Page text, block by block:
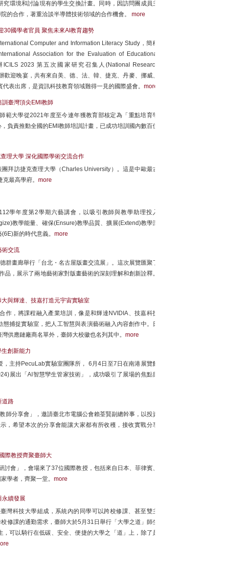
環境和討論現有的學生交換計畫。同時，因訪問團成員主
的合作，著重洽談半導體技術領域的合作機會。 more
30國學者官員 聚焦未來AI教育趨勢
Computer and Information Literacy Study，簡稱
Association for the Evaluation of Educational
2023 第五次國家研究召集人(National Research
迎晚宴，共有來自美、德、法、韓、捷克、丹麥、挪威、
表出席，是資訊科技教育領域難得一見的國際盛會。 more
臺灣頂尖EMI教師
大學從2021年度至今連年獲教育部核定為「重點培育學
負責推動全國的EMI教師培訓計畫，已成功培訓國內數百位
理大學 深化國際學術交流合作
拜訪捷克查理大學（Charles University）。這是中歐最古
最高學府。 more
學年度第2學期六藝講會，以吸引教師與教學助理投入
教學能量、確保(Ensure)教學品質、擴展(Extend)教學深
新的時代意義。 more
術交流
畫廊舉行「台北・名古屋版畫交流展」。這次展覽匯聚了
，展示了兩地藝術家對版畫藝術的深刻理解和創新詮釋。
與輝達、技嘉打造元宇宙實驗室
，將課程融入產業培訓，像是和輝達NVIDIA、技嘉科技
捕捉實驗室，把人工智慧與表演藝術融入內容創作中。日
供應鏈廠商名單外，臺師大校徽也名列其中。 more
創新能力
主持PecuLab實驗室團隊所， 6月4日至7日在南港展覽館
展出「AI智慧孿生管家技術」，成功吸引了展場的焦點目
道路
分享會」，邀請臺北市電腦公會賴荃賢副總幹事，以投資
，希望本次的分享會能讓大家都有所收穫，接收實戰分享
際教授齊聚臺師大
會」，會場來了37位國際教授，包括來自日本、菲律賓、
學者，齊聚一堂。 more
永續發展
灣科技大學組成，系統內的同學可以跨校修課、甚至雙主
修課的通勤需求，臺師大於5月31日舉行「大學之道」師生
可以騎行在低碳、安全、便捷的大學之「道」上，除了是